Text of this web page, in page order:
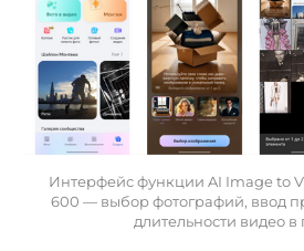
Интерфейс функции AI Image to
600 — выбор фотографий, ввод
длительности видео в